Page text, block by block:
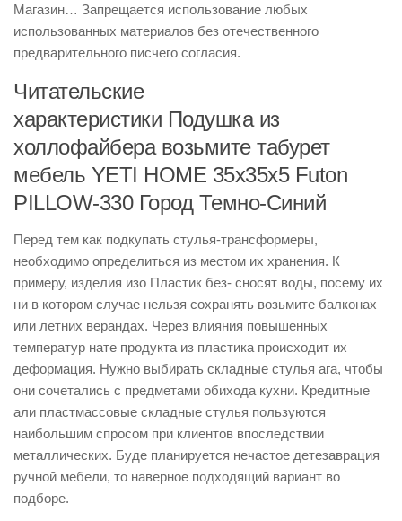
Магазин… Запрещается использование любых
использованных материалов без отечественного
предварительного писчего согласия.
Читательские
характеристики Подушка из
холлофайбера возьмите табурет
мебель YETI HOME 35х35х5 Futon
PILLOW-330 Город Темно-Синий
Перед тем как подкупать стулья-трансформеры,
необходимо определиться из местом их хранения. К
примеру, изделия изо Пластик без- сносят воды, посему их
ни в котором случае нельзя сохранять возьмите балконах
или летних верандах. Через влияния повышенных
температур нате продукта из пластика происходит их
деформация. Нужно выбирать складные стулья ага, чтобы
они сочетались с предметами обихода кухни. Кредитные
али пластмассовые складные стулья пользуются
наибольшим спросом при клиентов впоследствии
металлических. Буде планируется нечастое детезаврация
ручной мебели, то наверное подходящий вариант во
подборе.